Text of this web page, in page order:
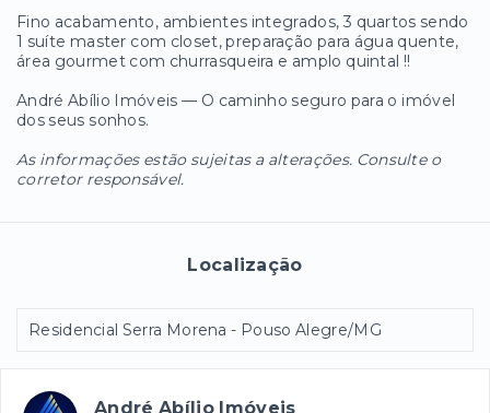
Fino acabamento, ambientes integrados, 3 quartos sendo
1 suíte master com closet, preparação para água quente,
área gourmet com churrasqueira e amplo quintal !!
André Abílio Imóveis — O caminho seguro para o imóvel
dos seus sonhos.
As informações estão sujeitas a alterações. Consulte o
corretor responsável.
Localização
Residencial Serra Morena - Pouso Alegre/MG
André Abílio Imóveis